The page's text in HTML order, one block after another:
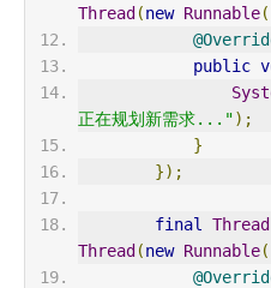
Thread (new Runnable
public
正在规划新需求...");
}
});
final Thread
Thread (new Runnable